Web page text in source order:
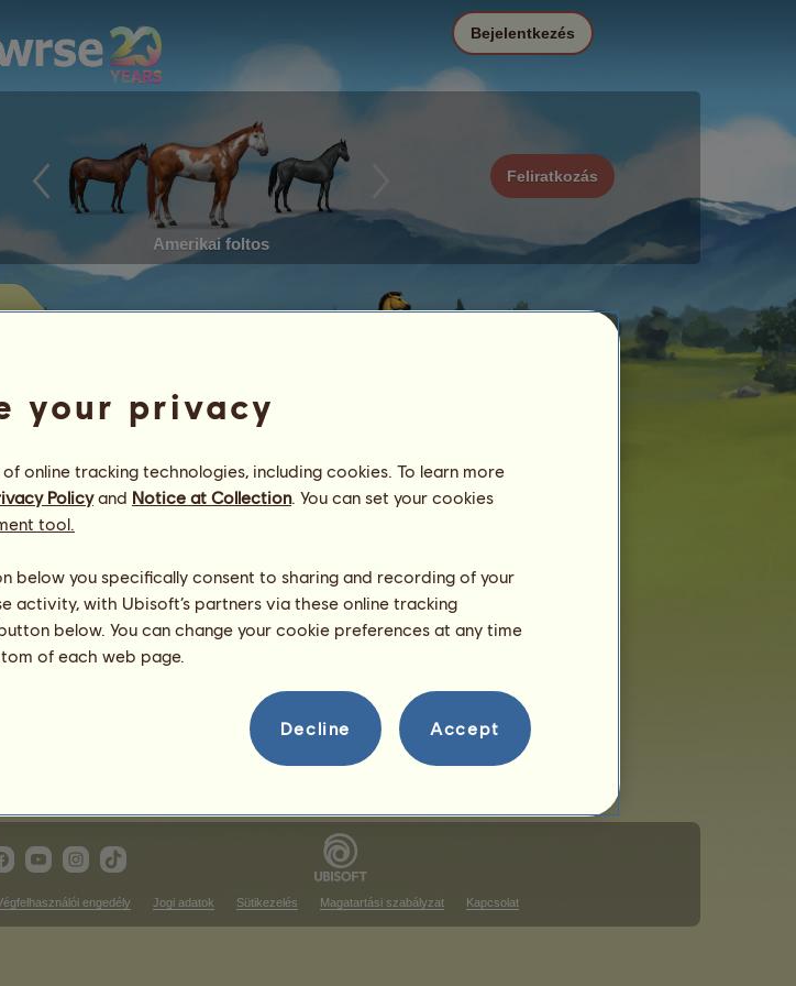
Amerikai foltos
Feliratkozás
Bejelentkezés
Ügető futam győzelmek
Nincs mit megjeleníteni ezen a rangsoron
Tereplovagló győzelmek
engedély Jogi adatok Sütikezelés Magatartási szabályzat Kapcsolat
your privacy
online tracking technologies, including cookies. To learn more
Policyand Notice at Collection. You can set your cookies
tool.
below you specifically consent to sharing and recording of your
activity, with Ubisoft’s partners via these online tracking
below. You can change your cookie preferences at any time
of each web page.
Decline Accept